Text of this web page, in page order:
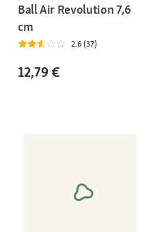
Ball Air Revolution 7,6
cm
2.6 (37)
12,79 €